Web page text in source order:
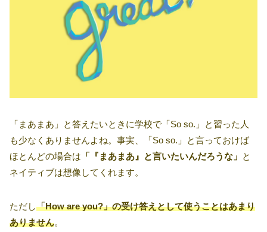
「まあまあ」と答えたいときに学校で「So so.」と習った人
も少なくありませんよね。事実、「So so.」と言っておけば
ほとんどの場合は 「『まあまあ』と言いたいんだろうな」 と
ネイティブは想像してくれます。
ただし「How are you?」の受け答えとして使うことはあまり
ありません。